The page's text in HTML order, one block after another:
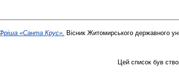
«Санта Крус». Вісник Житомирського державного
Цей список був